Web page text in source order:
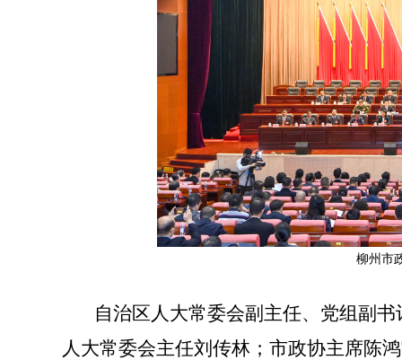
柳州市
自治区人大常委会副主任、党组副
人大常委会主任刘传林；市政协主席陈